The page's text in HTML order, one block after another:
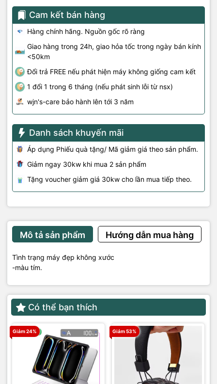
Cam kết bán hàng
Hàng chính hãng. Nguồn gốc rõ ràng
Giao hàng trong 24h, giao hỏa tốc trong ngày bán kính
<50km
Đổi trả FREE nếu phát hiện máy không giống cam kết
1 đổi 1 trong 6 tháng (nếu phát sinh lỗi từ nsx)
wjn's-care bảo hành lên tới 3 năm
Danh sách khuyến mãi
Áp dụng Phiếu quà tặng/ Mã giảm giá theo sản phẩm.
Giảm ngay 30kw khi mua 2 sản phẩm
Tặng voucher giảm giá 30kw cho lần mua tiếp theo.
Mô tả sản phẩm Hướng dẫn mua hàng
Tình trạng máy đẹp không xước
-màu tím.
Có thể bạn thích
Giảm 24% Giảm 53%